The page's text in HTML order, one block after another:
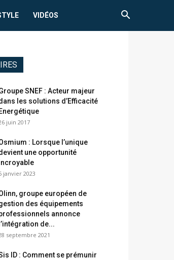
VIDÉOS
SNEF : Acteur majeur
les solutions d’Efficacité
Energétique
juin 2017
: Lorsque l’unique
une opportunité
janvier 2023
groupe européen de
des équipements
annonce
l’intégration de...
septembre 2021
ID : Comment se prémunir